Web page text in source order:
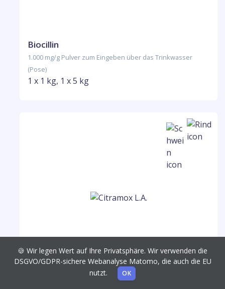
Biocillin
1.000 mg/g Pulver zum Eingeben über das Trinkwasser
(Pose)
1 x 1 kg, 1 x 5 kg
Citramox L.A.
150 mg/ml Injektionslösung, suspension (Durchst.flasche)
🍪 Wir legen Wert auf Ihre Privatsphäre. Wir verwenden die
DSGVO/GDPR-sichere Webanalyse Matomo, die auch die EU
nutzt.
OK